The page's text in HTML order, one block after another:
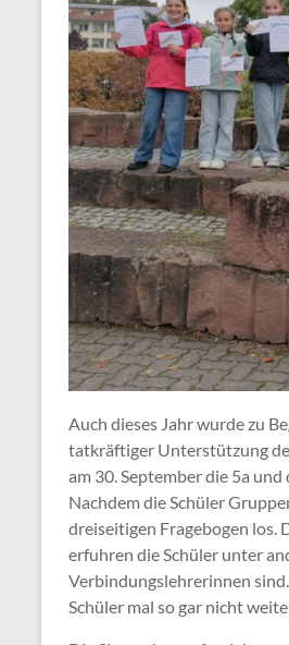
Auch dieses Jahr wurde zu
tatkräftiger Unterstützung
am 30. September die 5a
Nachdem die Schüler
dreiseitigen Fragebogen los.
erfuhren die Schüler unter
Verbindungslehrerinnen
Schüler mal so gar nicht